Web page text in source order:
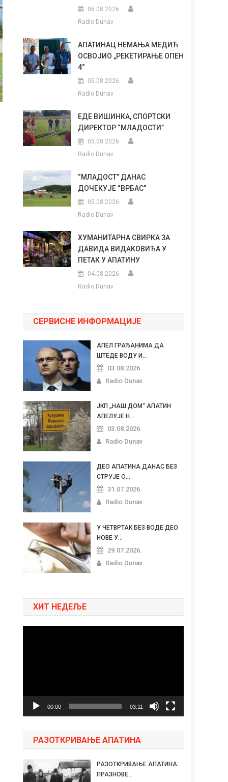
06.08.2026.
Radio Dunav
АПАТИНАЦ НЕМАЊА МЕДИЋ
ОСВОЈИО „РЕКЕТИРАЊЕ ОПЕН
4“
05.08.2026.
Radio Dunav
ЕДЕ ВИШИНКА, СПОРТСКИ
ДИРЕКТОР “МЛАДОСТИ”
05.08.2026.
Radio Dunav
“МЛАДОСТ” ДАНАС
ДОЧЕКУЈЕ “ВРБАС”
05.08.2026.
Radio Dunav
ХУМАНИТАРНА СВИРКА ЗА
ДАВИДА ВИДАКОВИЋА У
ПЕТАК У АПАТИНУ
04.08.2026.
Radio Dunav
СЕРВИСНЕ ИНФОРМАЦИЈЕ
АПЕЛ ГРАЂАНИМА ДА
ШТЕДЕ ВОДУ И...
03.08.2026.
Radio Dunav
ЈКП „НАШ ДОМ“ АПАТИН
АПЕЛУЈЕ Н...
03.08.2026.
Radio Dunav
ДЕО АПАТИНА ДАНАС БЕЗ
СТРУЈЕ О...
31.07.2026.
Radio Dunav
У ЧЕТВРТАК БЕЗ ВОДЕ ДЕО
НОВЕ У...
29.07.2026.
Radio Dunav
ХИТ НЕДЕЉЕ
00:00 03:11
РАЗОТКРИВАЊЕ АПАТИНА
РАЗОТКРИВАЊЕ АПАТИНА:
ПРАЗНОВЕ...